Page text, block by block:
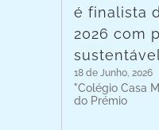
é finalista
2026 com
18 de Junho, 2026
"Colégio Casa
do Prémio